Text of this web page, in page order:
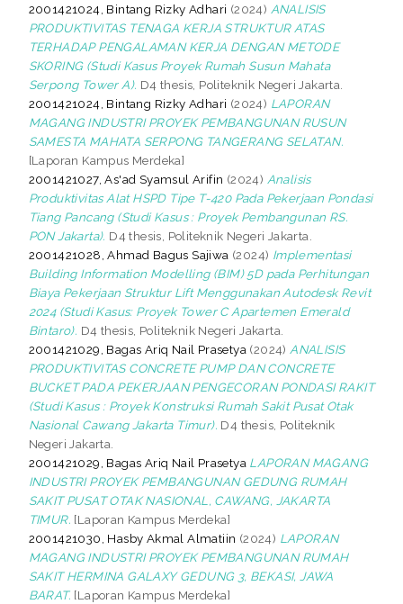
2001421024, Bintang Rizky Adhari (2024) ANALISIS
PRODUKTIVITAS TENAGA KERJA STRUKTUR ATAS
TERHADAP PENGALAMAN KERJA DENGAN METODE
SKORING (Studi Kasus Proyek Rumah Susun Mahata
Serpong Tower A). D4 thesis, Politeknik Negeri Jakarta.
2001421024, Bintang Rizky Adhari (2024) LAPORAN
MAGANG INDUSTRI PROYEK PEMBANGUNAN RUSUN
SAMESTA MAHATA SERPONG TANGERANG SELATAN.
[Laporan Kampus Merdeka]
2001421027, As'ad Syamsul Arifin (2024) Analisis
Produktivitas Alat HSPD Tipe T-420 Pada Pekerjaan Pondasi
Tiang Pancang (Studi Kasus : Proyek Pembangunan RS.
PON Jakarta). D4 thesis, Politeknik Negeri Jakarta.
2001421028, Ahmad Bagus Sajiwa (2024) Implementasi
Building Information Modelling (BIM) 5D pada Perhitungan
Biaya Pekerjaan Struktur Lift Menggunakan Autodesk Revit
2024 (Studi Kasus: Proyek Tower C Apartemen Emerald
Bintaro). D4 thesis, Politeknik Negeri Jakarta.
2001421029, Bagas Ariq Nail Prasetya (2024) ANALISIS
PRODUKTIVITAS CONCRETE PUMP DAN CONCRETE
BUCKET PADA PEKERJAAN PENGECORAN PONDASI RAKIT
(Studi Kasus : Proyek Konstruksi Rumah Sakit Pusat Otak
Nasional Cawang Jakarta Timur). D4 thesis, Politeknik
Negeri Jakarta.
2001421029, Bagas Ariq Nail Prasetya LAPORAN MAGANG
INDUSTRI PROYEK PEMBANGUNAN GEDUNG RUMAH
SAKIT PUSAT OTAK NASIONAL, CAWANG, JAKARTA
TIMUR. [Laporan Kampus Merdeka]
2001421030, Hasby Akmal Almatiin (2024) LAPORAN
MAGANG INDUSTRI PROYEK PEMBANGUNAN RUMAH
SAKIT HERMINA GALAXY GEDUNG 3, BEKASI, JAWA
BARAT. [Laporan Kampus Merdeka]